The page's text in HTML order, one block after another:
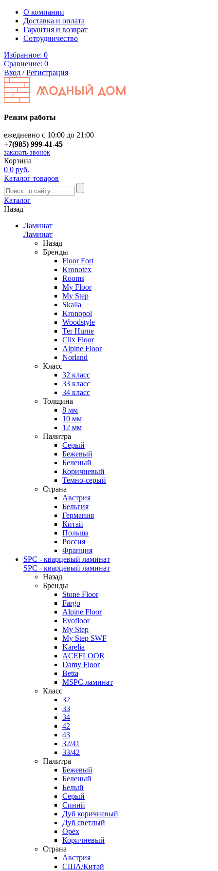
О компании
Доставка и оплата
Гарантия и возврат
Сотрудничество
Избранное: 0
Сравнение: 0
Вход /Регистрация
Режим работы
ежедневно с 10:00 до 21:00
+7(985) 999-41-45
заказать звонок
Корзина
0 0 руб.
Каталог товаров
Каталог
Назад
Ламинат
Ламинат
Назад
Бренды
Floor Fort
Kronotex
Rooms
My Floor
My Step
Skalla
Kronopol
Woodstyle
Ter Hurne
Clix Floor
Alpine Floor
Norland
Класс
32 класс
33 класс
34 класс
Толщина
8 мм
10 мм
12 мм
Палитра
Серый
Бежевый
Беленый
Коричневый
Темно-серый
Страна
Австрия
Бельгия
Германия
Китай
Польша
Россия
Франция
SPC - кварцевый ламинат
SPC - кварцевый ламинат
Назад
Бренды
Stone Floor
Fargo
Alpine Floor
Evofloor
My Step
My Step SWF
Karelia
ACEFLOOR
Damy Floor
Betta
MSPC ламинат
Класс
32
33
34
42
43
32/41
33/42
Палитра
Бежевый
Беленый
Белый
Серый
Синий
Дуб коричневый
Дуб светлый
Орех
Коричневый
Страна
Австрия
США/Китай